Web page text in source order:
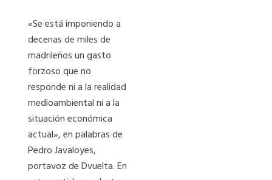
«Se está imponiendo a
decenas de miles de
madrileños un gasto
forzoso que no
responde ni a la realidad
medioambiental ni a la
situación económica
actual», en palabras de
Pedro Javaloyes,
portavoz de Dvuelta. En